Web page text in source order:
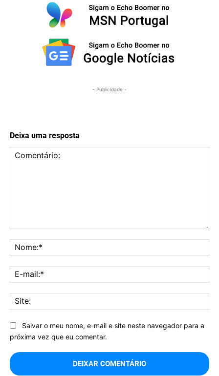
- Publicidade -
Deixa uma resposta
Salvar o meu nome, e-mail e site neste navegador para a
próxima vez que eu comentar.